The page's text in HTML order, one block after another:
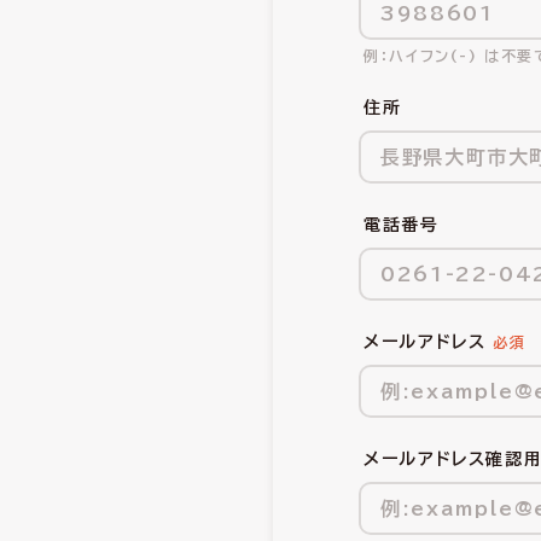
ハイフン(-) は不要
住所
電話番号
メールアドレス
メールアドレス確認